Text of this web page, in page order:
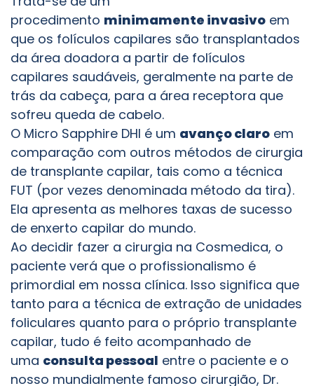
procedimento minimamente invasivo em
que os folículos capilares são transplantados
da área doadora a partir de folículos
capilares saudáveis, geralmente na parte de
trás da cabeça, para a área receptora que
sofreu queda de cabelo.
O Micro Sapphire DHI é um avanço claro em
comparação com outros métodos de cirurgia
de transplante capilar, tais como a técnica
FUT (por vezes denominada método da tira).
Ela apresenta as melhores taxas de sucesso
de enxerto capilar do mundo.
Ao decidir fazer a cirurgia na Cosmedica, o
paciente verá que o profissionalismo é
primordial em nossa clínica. Isso significa que
tanto para a técnica de extração de unidades
foliculares quanto para o próprio transplante
capilar, tudo é feito acompanhado de
uma consulta pessoal entre o paciente e o
nosso mundialmente famoso cirurgião, Dr.